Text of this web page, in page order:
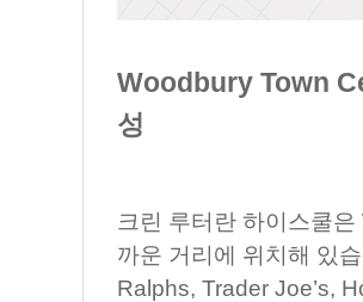
Woodbury Town
성
크린 루터란 하이스쿨
까운 거리에 위치해 있
Ralphs, Trader Joe’s,